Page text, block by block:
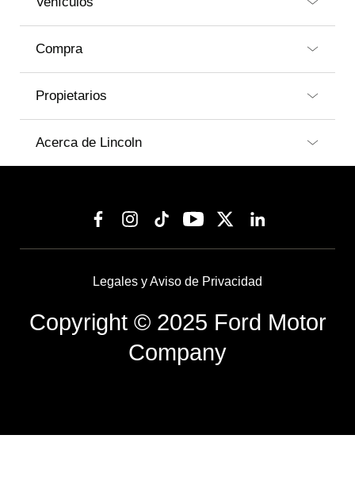
Compra
Propietarios
Acerca de Lincoln
Legales y Aviso de Privacidad
Copyright © 2025 Ford Motor
Company